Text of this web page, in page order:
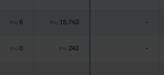
Pro 6 Pro 15.743 -
Pro 0 Pro 242 -